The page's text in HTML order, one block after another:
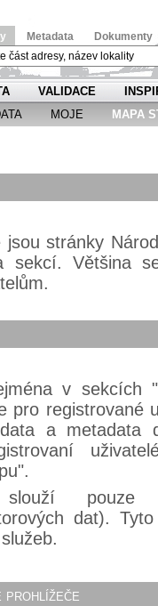
Metadata Dokumenty
VALIDACE
MOJE MAPA
stránky
sekcí. Většina
v sekcích
pro registrované
a metadata
pouze
dat).
prohlížeče